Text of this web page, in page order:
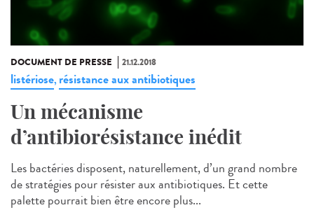
DOCUMENT DE PRESSE 21.12.2018
listériose, résistance aux antibiotiques
Un mécanisme
d’antibiorésistance inédit
Les bactéries disposent, naturellement, d’un grand nombre
de stratégies pour résister aux antibiotiques. Et cette
palette pourrait bien être encore plus...